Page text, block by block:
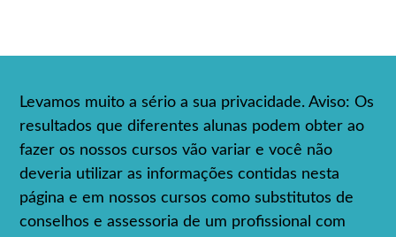
Levamos muito a sério a sua privacidade. Aviso: Os
resultados que diferentes alunas podem obter ao
fazer os nossos cursos vão variar e você não
deveria utilizar as informações contidas nesta
página e em nossos cursos como substitutos de
conselhos e assessoria de um profissional com